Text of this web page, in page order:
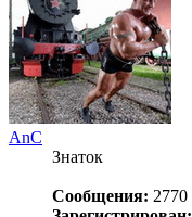
AnC
Знаток
Сообщения: 2770